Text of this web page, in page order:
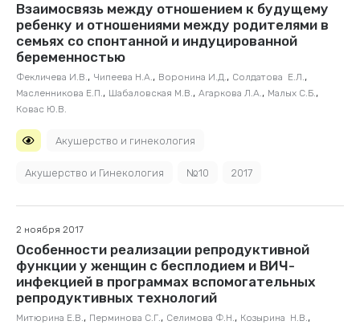
Взаимосвязь между отношением к будущему
ребенку и отношениями между родителями в
семьях со спонтанной и индуцированной
беременностью
Фекличева И.В., Чипеева Н.А., Воронина И.Д., Солдатова Е.Л.,
Масленникова Е.П., Шабаловская М.В., Агаркова Л.А., Малых С.Б.,
Ковас Ю.В.
Акушерство и гинекология
Акушерство и Гинекология №10 2017
2 ноября 2017
Особенности реализации репродуктивной
функции у женщин с бесплодием и ВИЧ-
инфекцией в программах вспомогательных
репродуктивных технологий
Митюрина Е.В. , Перминова С.Г. , Селимова Ф.Н. , Козырина Н.В. ,